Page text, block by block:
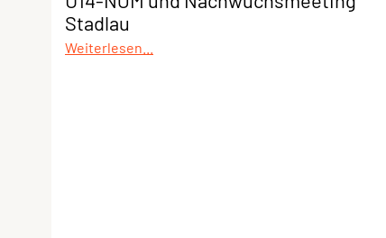
Stadlau
Weiterlesen...